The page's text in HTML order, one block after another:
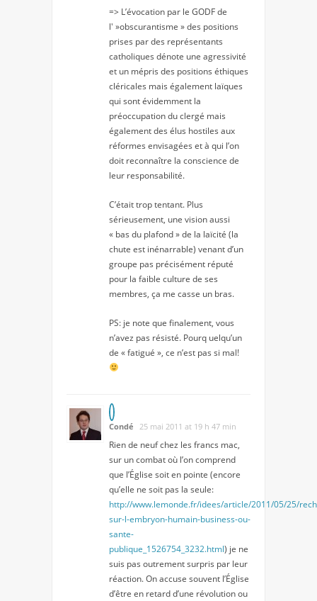
=> L’évocation par le GODF de
l' »obscurantisme » des positions
prises par des représentants
catholiques dénote une agressivité
et un mépris des positions éthiques
cléricales mais également laïques
qui sont évidemment la
préoccupation du clergé mais
également des élus hostiles aux
réformes envisagées et à qui l’on
doit reconnaître la conscience de
leur responsabilité.
C’était trop tentant. Plus
sérieusement, une vision aussi
« bas du plafond » de la laïcité (la
chute est inénarrable) venant d’un
groupe pas précisément réputé
pour la faible culture de ses
membres, ça me casse un bras.
PS: je note que finalement, vous
n’avez pas résisté. Pourq uelqu’un
de « fatigué », ce n’est pas si mal!
Condé 25 mai 2011 at 19 h 47 min
Rien de neuf chez les francs mac,
sur un combat où l’on comprend
que l’Église soit en pointe (encore
qu’elle ne soit pas la seule:
http://www.lemonde.fr/idees/article/2011/05/25/
sur-l-embryon-humain-business-ou-
sante-
publique_1526754_3232.html) je ne
suis pas outrement surpris par leur
réaction. On accuse souvent l’Église
d’être en retard d’une révolution ou